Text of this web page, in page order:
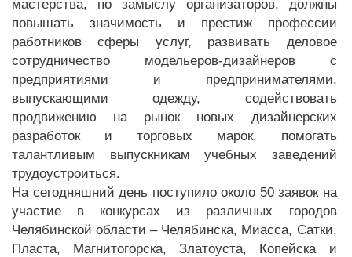
мастерства, по замыслу организаторов, должны
повышать значимость и престиж профессии
работников сферы услуг, развивать деловое
сотрудничество модельеров-дизайнеров с
предприятиями и предпринимателями,
выпускающими одежду, содействовать
продвижению на рынок новых дизайнерских
разработок и торговых марок, помогать
талантливым выпускникам учебных заведений
трудоустроиться.
На сегодняшний день поступило около 50 заявок на
участие в конкурсах из различных городов
Челябинской области – Челябинска, Миасса, Сатки,
Пласта, Магнитогорска, Златоуста, Копейска и